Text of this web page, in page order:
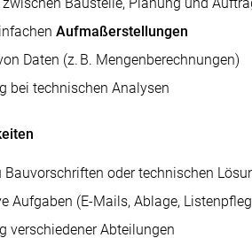
Aufmaßerstellungen
Daten (z. B. Mengenberechnungen)
bei technischen Analysen
Bauvorschriften oder technischen
Aufgaben (E-Mails, Ablage,
verschiedener Abteilungen